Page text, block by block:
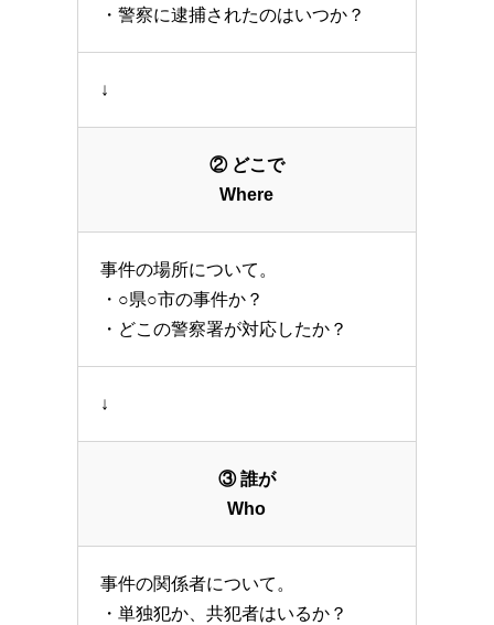
・警察に逮捕されたのはいつか？
↓
② どこで
Where
事件の場所について。
・○県○市の事件か？
・どこの警察署が対応したか？
↓
③ 誰が
Who
事件の関係者について。
・単独犯か、共犯者はいるか？